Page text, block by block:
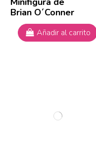
Brian O´Conner
Añadir al carrito